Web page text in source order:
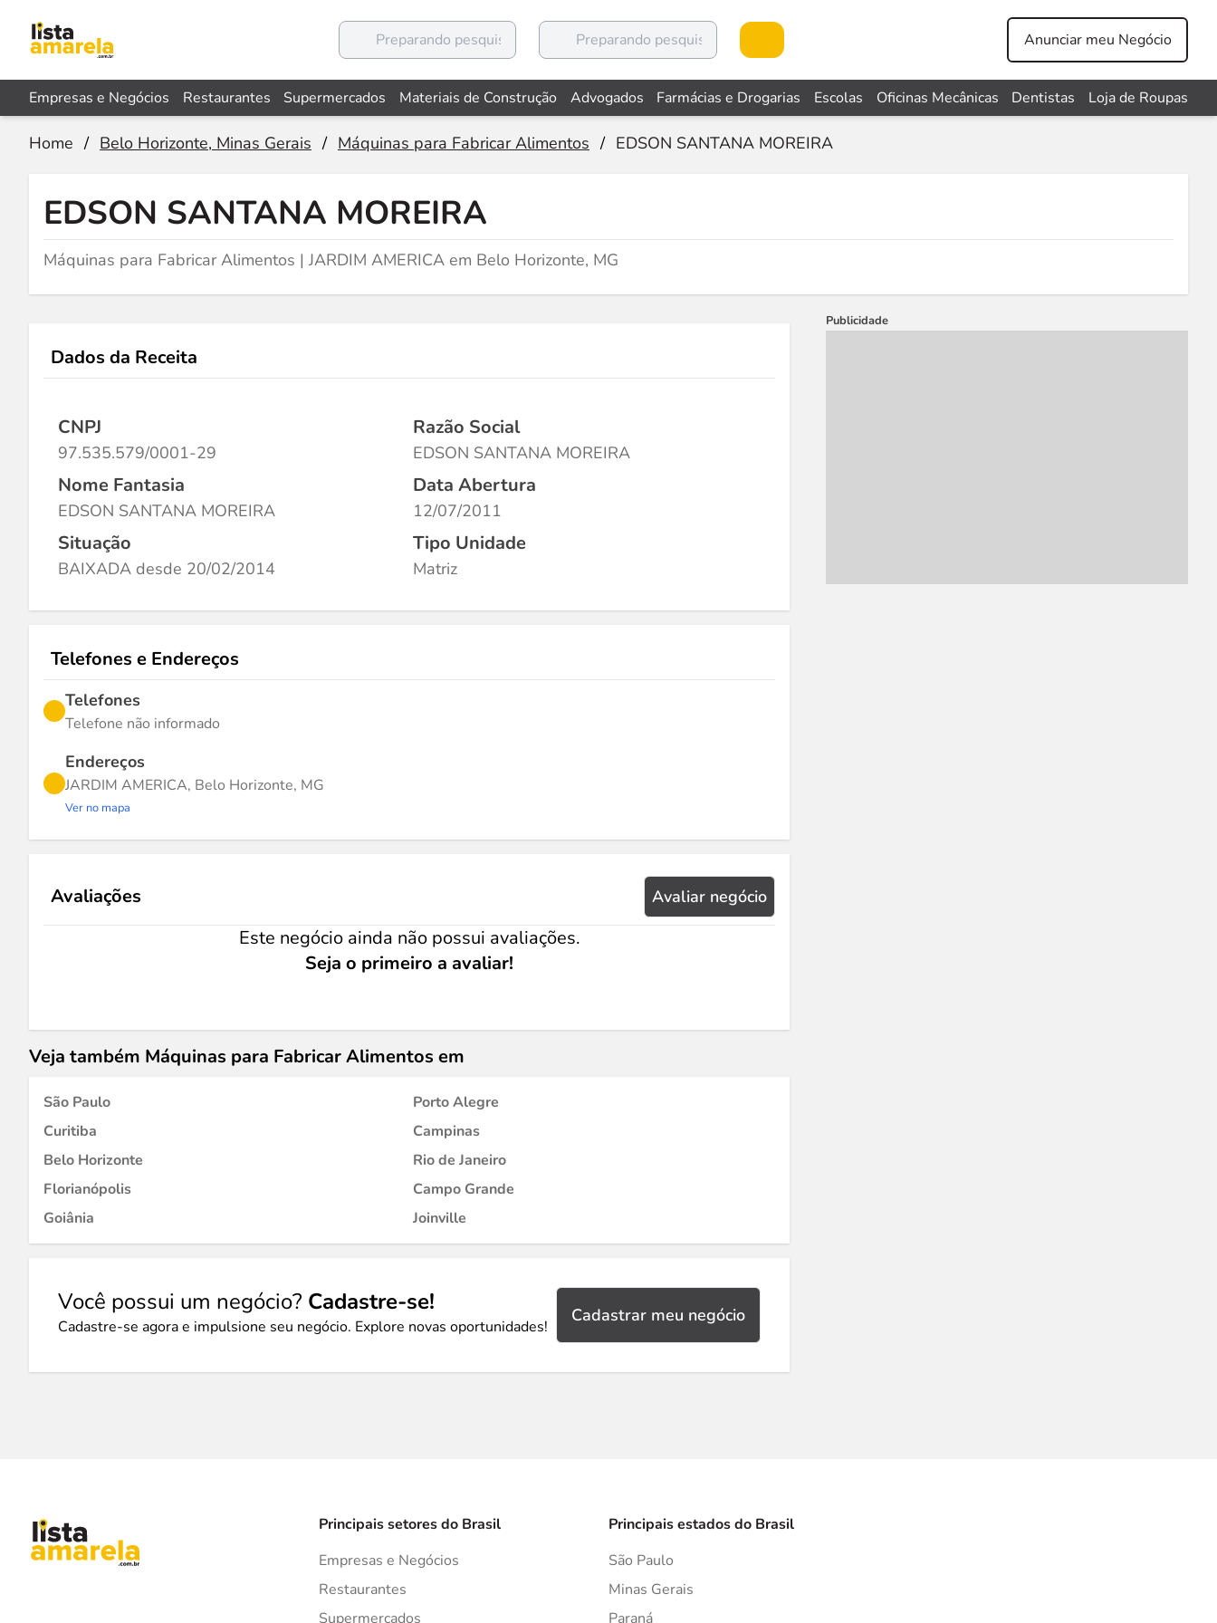
Anunciar meu Negócio
Empresas e Negócios Restaurantes Supermercados Materiais de Construção Advogados Farmácias e Drogarias Escolas Oficinas Mecânicas Dentistas Loja de Roupas
Home / Belo Horizonte, Minas Gerais / Máquinas para Fabricar Alimentos / EDSON SANTANA MOREIRA
EDSON SANTANA MOREIRA
Máquinas para Fabricar Alimentos | JARDIM AMERICA em Belo Horizonte, MG
Dados da Receita
CNPJ
97.535.579/0001-29
Razão Social
EDSON SANTANA MOREIRA
Nome Fantasia
EDSON SANTANA MOREIRA
Data Abertura
12/07/2011
Situação
BAIXADA desde 20/02/2014
Tipo Unidade
Matriz
Telefones e Endereços
Telefones
Telefone não informado
Endereços
JARDIM AMERICA, Belo Horizonte, MG
Ver no mapa
Avaliações Avaliar negócio
Este negócio ainda não possui avaliações.
Seja o primeiro a avaliar!
Veja também Máquinas para Fabricar Alimentos em
São Paulo
Porto Alegre
Curitiba
Campinas
Belo Horizonte
Rio de Janeiro
Florianópolis
Campo Grande
Goiânia
Joinville
Você possui um negócio? Cadastre-se!
Cadastre-se agora e impulsione seu negócio. Explore novas oportunidades!
Cadastrar meu negócio
Publicidade
Principais setores do Brasil
Empresas e Negócios
Restaurantes
Supermercados
Principais estados do Brasil
São Paulo
Minas Gerais
Paraná